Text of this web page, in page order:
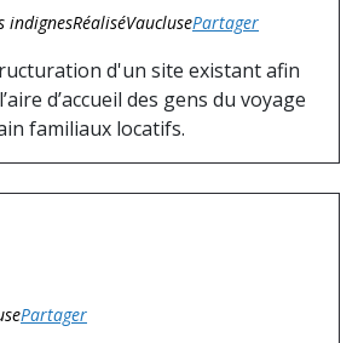
indignesRéaliséVauclusePartager
d'un site existant afin
d’accueil des gens du voyage
familiaux locatifs.
Partager